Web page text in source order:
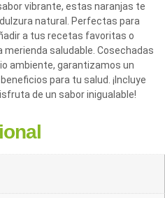
vibrante, estas naranjas te
natural. Perfectas para
a tus recetas favoritas o
saludable. Cosechadas
ambiente, garantizamos un
para tu salud. ¡Incluye
de un sabor inigualable!